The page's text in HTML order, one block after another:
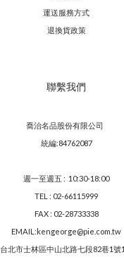
運送服務方式
退換貨政策
聯繫我們
喬治名品股份有限公司
統編:84762087
週一至週五 : 10:30-18:00
TEL : 02-66115999
FAX : 02-28733338
EMAIL:kengeorge@pie.com.tw
台北市士林區中山北路七段82巷1號